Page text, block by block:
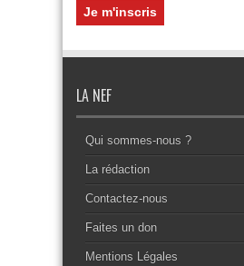
LA NEF
Qui sommes-nous ?
La rédaction
Contactez-nous
Faites un don
Mentions Légales